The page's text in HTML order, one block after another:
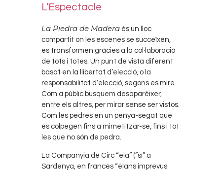
L’Espectacle
La Piedra de Madera és un lloc
compartit on les escenes se succeïxen,
es transformen gràcies a la col·laboració
de tots i totes. Un punt de vista diferent
basat en la llibertat d’elecció, o la
responsabilitat d’elecció, segons es mire.
Com a públic busquem desaparéixer,
entre els altres, per mirar sense ser vistos.
Com les pedres en un penya-segat que
es colpegen fins a mimetitzar-se, fins i tot
les que no són de pedra.
La Companyia de Circ “eia” (”sí” a
Sardenya, en francés “élans imprevus